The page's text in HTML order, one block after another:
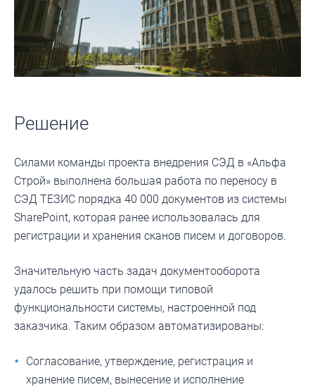
Решение
Силами команды проекта внедрения СЭД в «Альфа
Строй» выполнена большая работа по переносу в
СЭД ТЕЗИС порядка 40 000 документов из системы
SharePoint, которая ранее использовалась для
регистрации и хранения сканов писем и договоров.
Значительную часть задач документооборота
удалось решить при помощи типовой
функциональности системы, настроенной под
заказчика. Таким образом автоматизированы:
Согласование, утверждение, регистрация и
хранение писем, вынесение и исполнение